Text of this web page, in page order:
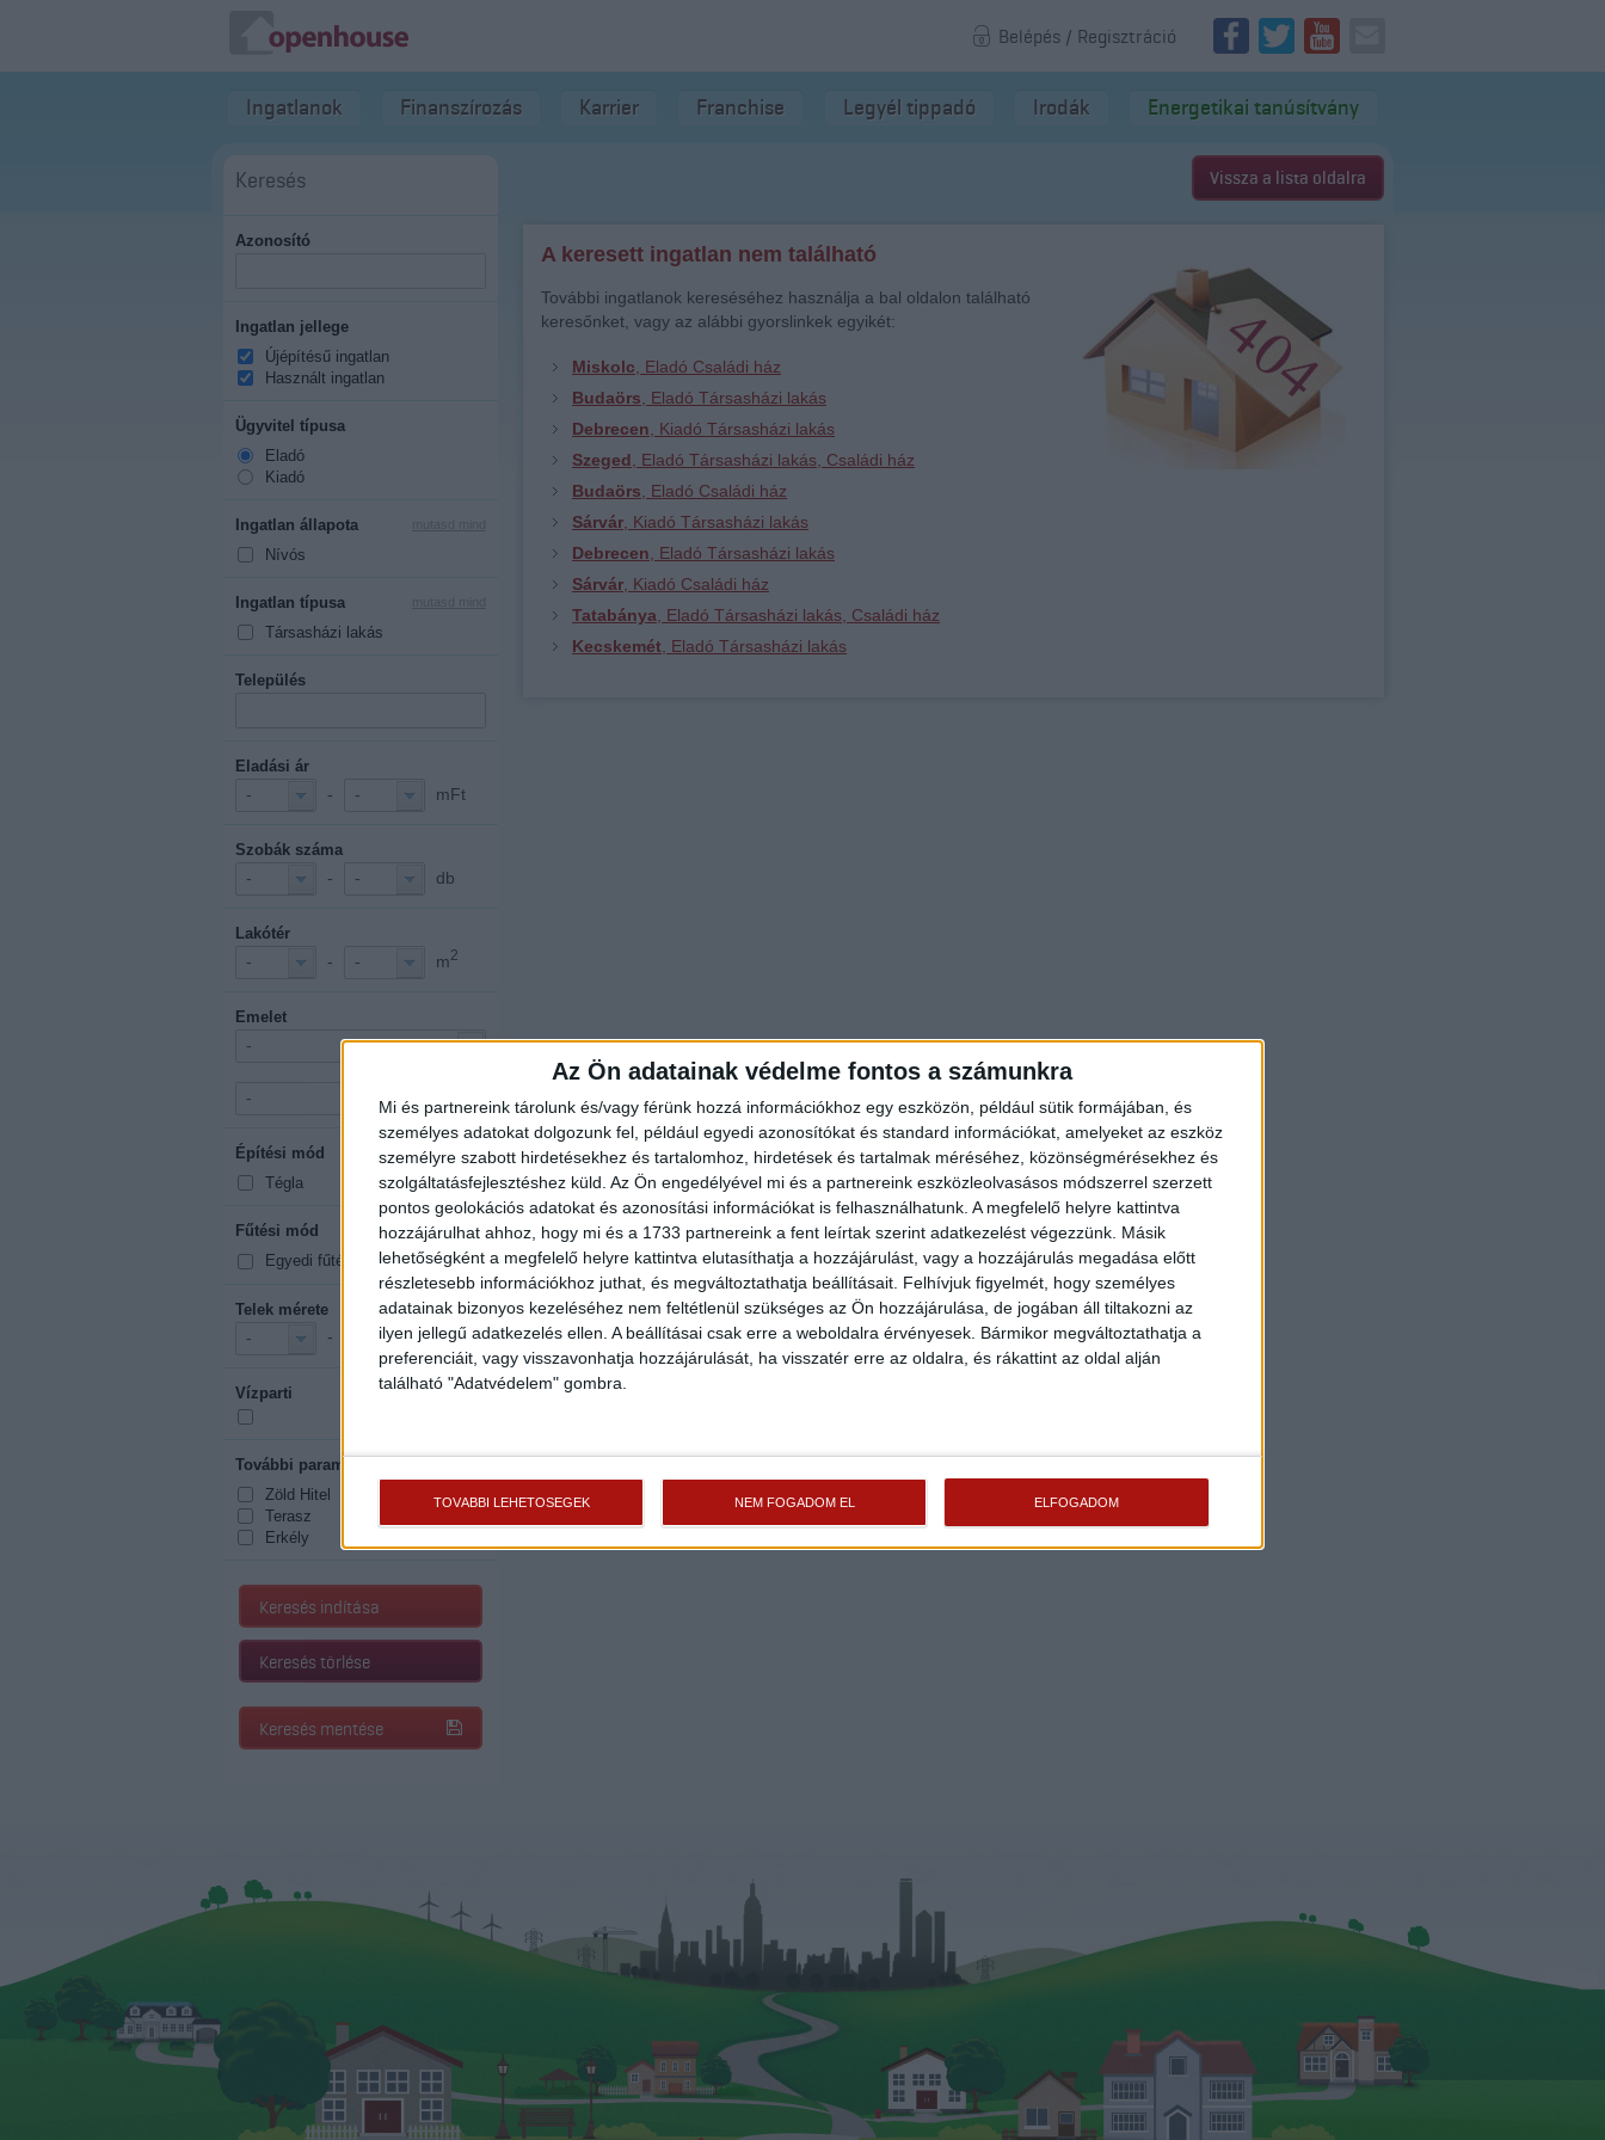
Az Ön adatainak védelme fontos a számunkra
Mi és partnereink tárolunk és/vagy férünk hozzá információkhoz egy eszközön, például sütik formájában, és
személyes adatokat dolgozunk fel, például egyedi azonosítókat és standard információkat, amelyeket az eszköz
személyre szabott hirdetésekhez és tartalomhoz, hirdetések és tartalmak méréséhez, közönségmérésekhez és
szolgáltatásfejlesztéshez küld. Az Ön engedélyével mi és a partnereink eszközleolvasásos módszerrel szerzett
pontos geolokációs adatokat és azonosítási információkat is felhasználhatunk. A megfelelő helyre kattintva
hozzájárulhat ahhoz, hogy mi és a 1733 partnereink a fent leírtak szerint adatkezelést végezzünk. Másik
lehetőségként a megfelelő helyre kattintva elutasíthatja a hozzájárulást, vagy a hozzájárulás megadása előtt
részletesebb információkhoz juthat, és megváltoztathatja beállításait. Felhívjuk figyelmét, hogy személyes
adatainak bizonyos kezeléséhez nem feltétlenül szükséges az Ön hozzájárulása, de jogában áll tiltakozni az
ilyen jellegű adatkezelés ellen. A beállításai csak erre a weboldalra érvényesek. Bármikor megváltoztathatja a
preferenciáit, vagy visszavonhatja hozzájárulását, ha visszatér erre az oldalra, és rákattint az oldal alján
található "Adatvédelem" gombra.
TOVÁBBI LEHETŐSÉGEK NEM FOGADOM EL ELFOGADOM
Belépés / Regisztráció
Ingatlanok Finanszírozás Karrier Franchise Legyél tippadó Irodák Energetikai tanúsítvány
Keresés
Azonosító
Ingatlan jellege
Újépítésű ingatlan
Használt ingatlan
Ügyvitel típusa
Eladó
Kiadó
Ingatlan állapota
Nívós
Ingatlan típusa
Társasházi lakás
Település
Eladási ár
- - - mFt
Szobák száma
- - - db
Lakótér
- - - m2
Emelet
-
-
Építési mód mutasd mind
Tégla
Fűtési mód mutasd mind
Egyedi fűtés
Telek mérete
- - m2
Vízparti
További paraméterek
Zöld Hitel
Terasz
Erkély
Keresés indítása
Keresés törlése
Keresés mentése
Vissza a lista oldalra
A keresett ingatlan nem található
További ingatlanok kereséséhez használja a bal oldalon található
keresőnket, vagy az alábbi gyorslinkek egyikét:
Miskolc , Eladó Családi ház
Budaörs , Eladó Társasházi lakás
Debrecen , Kiadó Társasházi lakás
Szeged , Eladó Társasházi lakás, Családi ház
Budaörs , Eladó Családi ház
Sárvár , Kiadó Társasházi lakás
Debrecen , Eladó Társasházi lakás
Sárvár , Kiadó Családi ház
Tatabánya , Eladó Társasházi lakás, Családi ház
Kecskemét , Eladó Társasházi lakás